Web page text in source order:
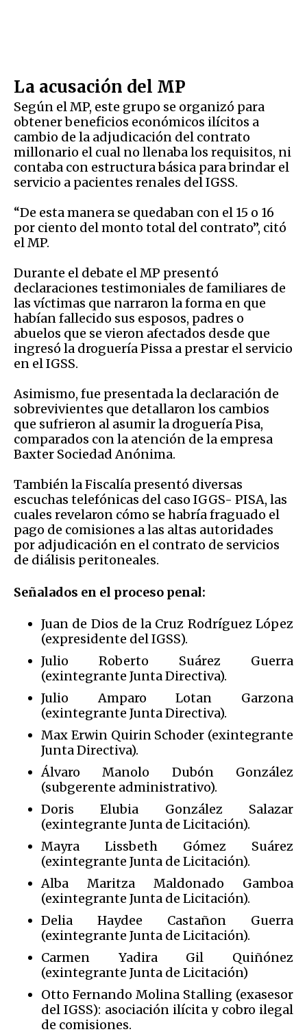
La acusación del MP
Según el MP, este grupo se organizó para
obtener beneficios económicos ilícitos a
cambio de la adjudicación del contrato
millonario el cual no llenaba los requisitos, ni
contaba con estructura básica para brindar el
servicio a pacientes renales del IGSS.
“De esta manera se quedaban con el 15 o 16
por ciento del monto total del contrato”, citó
el MP.
Durante el debate el MP presentó
declaraciones testimoniales de familiares de
las víctimas que narraron la forma en que
habían fallecido sus esposos, padres o
abuelos que se vieron afectados desde que
ingresó la droguería Pissa a prestar el servicio
en el IGSS.
Asimismo, fue presentada la declaración de
sobrevivientes que detallaron los cambios
que sufrieron al asumir la droguería Pisa,
comparados con la atención de la empresa
Baxter Sociedad Anónima.
También la Fiscalía presentó diversas
escuchas telefónicas del caso IGGS- PISA, las
cuales revelaron cómo se habría fraguado el
pago de comisiones a las altas autoridades
por adjudicación en el contrato de servicios
de diálisis peritoneales.
Señalados en el proceso penal:
Juan de Dios de la Cruz Rodríguez López
(expresidente del IGSS).
Julio Roberto Suárez Guerra
(exintegrante Junta Directiva).
Julio Amparo Lotan Garzona
(exintegrante Junta Directiva).
Max Erwin Quirin Schoder (exintegrante
Junta Directiva).
Álvaro Manolo Dubón González
(subgerente administrativo).
Doris Elubia González Salazar
(exintegrante Junta de Licitación).
Mayra Lissbeth Gómez Suárez
(exintegrante Junta de Licitación).
Alba Maritza Maldonado Gamboa
(exintegrante Junta de Licitación).
Delia Haydee Castañon Guerra
(exintegrante Junta de Licitación).
Carmen Yadira Gil Quiñónez
(exintegrante Junta de Licitación)
Otto Fernando Molina Stalling (exasesor
del IGSS): asociación ilícita y cobro ilegal
de comisiones.